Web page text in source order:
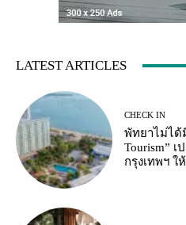
LATEST ARTICLES
CHECK IN
พัทยาไม่ได้
Tourism”
กรุงเทพฯ ใ